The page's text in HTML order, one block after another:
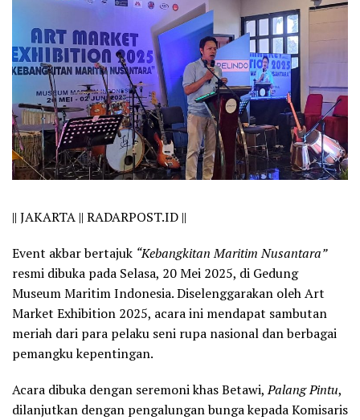
|| JAKARTA || RADARPOST.ID ||
Event akbar bertajuk “Kebangkitan Maritim Nusantara”
resmi dibuka pada Selasa, 20 Mei 2025, di Gedung
Museum Maritim Indonesia. Diselenggarakan oleh Art
Market Exhibition 2025, acara ini mendapat sambutan
meriah dari para pelaku seni rupa nasional dan berbagai
pemangku kepentingan.
Acara dibuka dengan seremoni khas Betawi,Palang Pintu,
dilanjutkan dengan pengalungan bunga kepada Komisaris